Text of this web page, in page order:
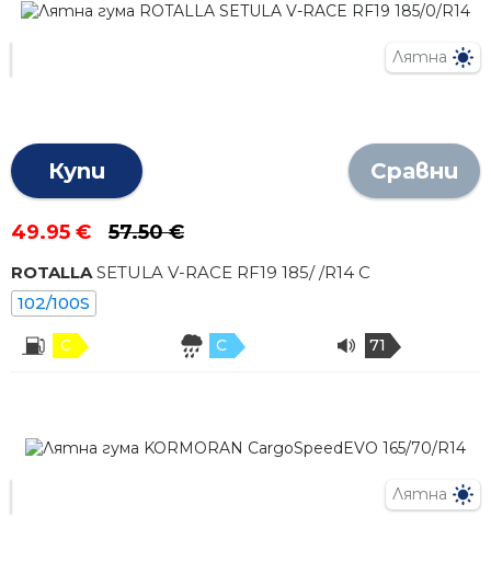
Лятна
Купи Сравни
49.95 € 57.50 €
ROTALLA SETULA V-RACE RF19 185/ /R14 C
102/100S
C C 71
Лятна